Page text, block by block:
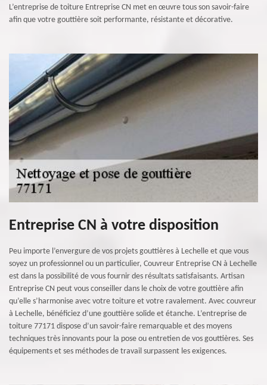
L’entreprise de toiture Entreprise CN met en œuvre tous son savoir-faire
afin que votre gouttière soit performante, résistante et décorative.
Entreprise CN à votre disposition
Peu importe l’envergure de vos projets gouttières à Lechelle et que vous
soyez un professionnel ou un particulier, Couvreur Entreprise CN à Lechelle
est dans la possibilité de vous fournir des résultats satisfaisants. Artisan
Entreprise CN peut vous conseiller dans le choix de votre gouttière afin
qu’elle s’harmonise avec votre toiture et votre ravalement. Avec couvreur
à Lechelle, bénéficiez d’une gouttière solide et étanche. L’entreprise de
toiture 77171 dispose d’un savoir-faire remarquable et des moyens
techniques très innovants pour la pose ou entretien de vos gouttières. Ses
équipements et ses méthodes de travail surpassent les exigences.